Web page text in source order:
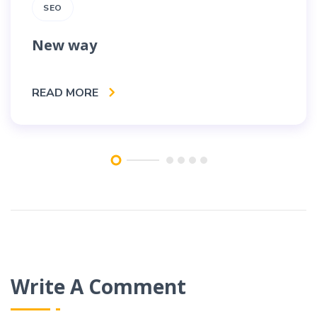
SEO
New way
READ MORE
Write A Comment